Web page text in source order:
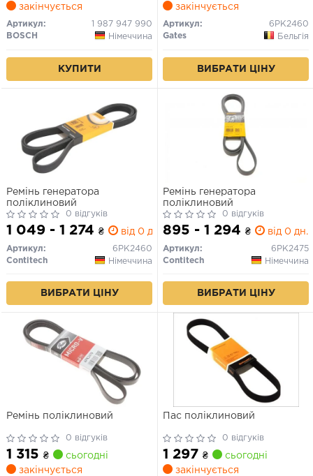
закінчується
Артикул:
1 987 947 990
BOSCH
Німеччина
КУПИТИ
закінчується
Артикул:
6PK2460
Gates
Бельгія
ВИБРАТИ ЦІНУ
Ремінь генератора
поліклиновий
0 відгуків
1 049 - 1 274 ₴ від 0 дн.
Артикул:
6PK2460
Contitech
Німеччина
ВИБРАТИ ЦІНУ
Ремінь генератора
поліклиновий
0 відгуків
895 - 1 294 ₴ від 0 дн.
Артикул:
6PK2475
Contitech
Німеччина
ВИБРАТИ ЦІНУ
Ремінь поліклиновий
0 відгуків
1 315 ₴
сьогодні
закінчується
Пас поліклиновий
0 відгуків
1 297 ₴
сьогодні
закінчується